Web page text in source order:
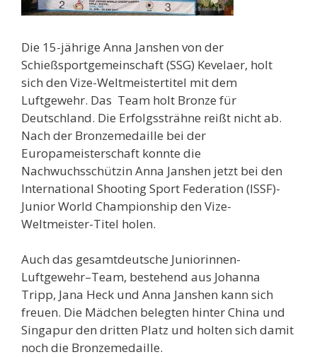
Die 15-jährige Anna Janshen von der
Schießsportgemeinschaft (SSG) Kevelaer, holt
sich den Vize-Weltmeistertitel mit dem
Luftgewehr. Das Team holt Bronze für
Deutschland. Die Erfolgssträhne reißt nicht ab.
Nach der Bronzemedaille bei der
Europameisterschaft konnte die
Nachwuchsschützin Anna Janshen jetzt bei den
International Shooting Sport Federation (ISSF)-
Junior World Championship den Vize-
Weltmeister-Titel holen.
Auch das gesamtdeutsche Juniorinnen-
Luftgewehr–Team, bestehend aus Johanna
Tripp, Jana Heck und Anna Janshen kann sich
freuen. Die Mädchen belegten hinter China und
Singapur den dritten Platz und holten sich damit
noch die Bronzemedaille.